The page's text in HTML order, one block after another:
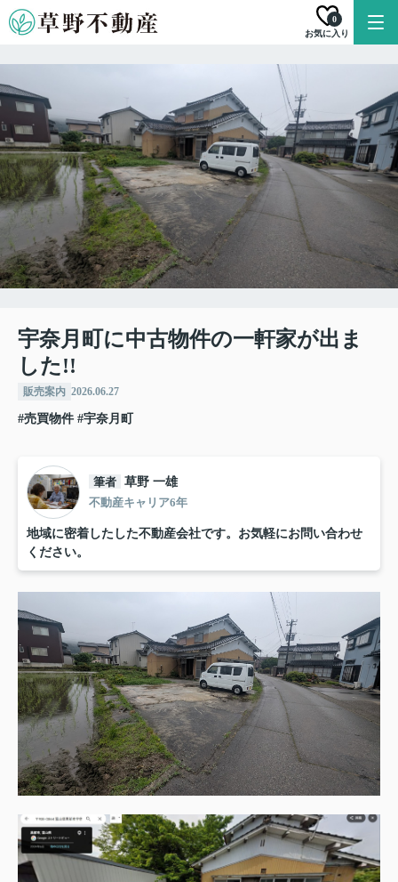
お気に入り
0
宇奈月町に中古物件の一軒家が出ま
した!!
販売案内 2026.06.27
#売買物件 #宇奈月町
筆者 草野 一雄
不動産キャリア6年
地域に密着したした不動産会社です。お気軽にお問い合わせ
ください。